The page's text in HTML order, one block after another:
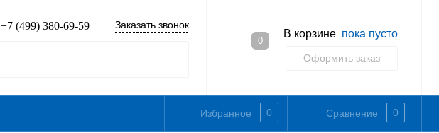
+7 (499) 380-69-59 Заказать звонок
0
В корзине пока пусто
Оформить заказ
Избранное 0 Сравнение 0